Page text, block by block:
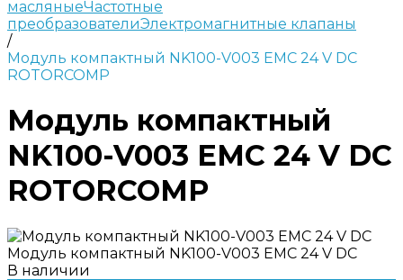
масляныеЧастотные
преобразователиЭлектромагнитные клапаны
/
Модуль компактный NK100-V003 EMC 24 V DC
ROTORCOMP
Модуль компактный
NK100-V003 EMC 24 V DC
ROTORCOMP
Модуль компактный NK100-V003 EMC 24 V DC
В наличии